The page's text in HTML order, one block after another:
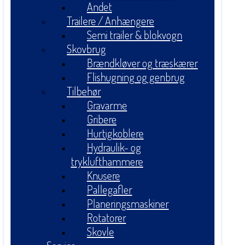
Andet
Trailere / Anhængere
Semi trailer & blokvogn
Skovbrug
Brændkløver og træskærer
Flishugning og genbrug
Tilbehør
Gravarme
Gribere
Hurtigkoblere
Hydraulik- og
tryklufthammere
Knusere
Pallegafler
Planeringsmaskiner
Rotatorer
Skovle